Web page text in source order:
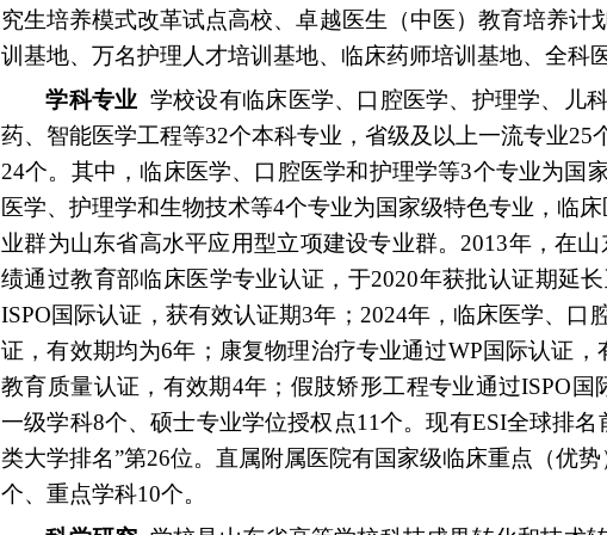
究生培养模式改革试点高校、卓越医生（中医）教育培养计
训基地、万名护理人才培训基地、临床药师培训基地、全科
学科专业 学校设有临床医学、口腔医学、护理学、儿
药、智能医学工程等32个本科专业，省级及以上一流专业25
24个。其中，临床医学、口腔医学和护理学等3个专业为国
医学、护理学和生物技术等4个专业为国家级特色专业，临
业群为山东省高水平应用型立项建设专业群。2013年，在
绩通过教育部临床医学专业认证，于2020年获批认证期延
ISPO国际认证，获有效认证期3年；2024年，临床医学、
证，有效期均为6年；康复物理治疗专业通过WP国际认证
教育质量认证，有效期4年；假肢矫形工程专业通过ISPO
一级学科8个、硕士专业学位授权点11个。现有ESI全球排
类大学排名”第26位。直属附属医院有国家级临床重点（优
个、重点学科10个。